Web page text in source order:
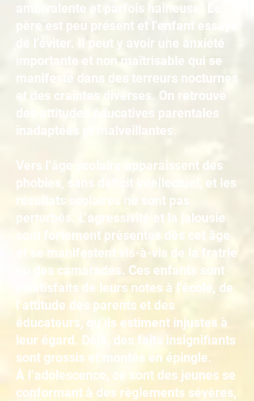
ambivalente et parfois haineuse. Le
père est peu présent et l’enfant essaye
de l’éviter. Il peut y avoir une anxiété
importante et non maîtrisable qui se
manifeste dans des terreurs nocturnes
et des craintes diverses. On retrouve
des attitudes éducatives parentales
inadaptées et malveillantes.
Vers l’âge scolaire apparaissent des
phobies, sans déficit intellectuel, et les
résultats scolaires ne sont pas
perturbés. L’agressivité et la jalousie
sont fortement présentes dès cet âge
et se manifestent vis-à-vis de la fratrie
ou des camarades. Ces enfants sont
insatisfaits de leurs notes à l’école, de
l’attitude des parents et des
éducateurs, qu’ils estiment injustes à
leur égard. Déjà, des faits insignifiants
sont grossis et montés en épingle.
À l’adolescence, ce sont des jeunes se
conformant à des règlements sévères,